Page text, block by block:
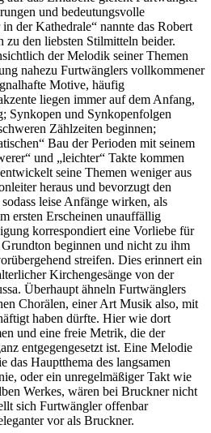
und bedeutungsvolle
der Kathedrale“ nannte das Robert
zu den liebsten Stilmitteln beider.
der Melodik seiner Themen
nahezu Furtwänglers vollkommener
Motive, häufig
liegen immer auf dem Anfang,
Synkopen und Synkopenfolgen
Zählzeiten beginnen;
Bau der Perioden mit seinem
und „leichter“ Takte kommen
seine Themen weniger aus
heraus und bevorzugt den
leise Anfänge wirken, als
ersten Erscheinen unauffällig
korrespondiert eine Vorliebe für
beginnen und nicht zu ihm
streifen. Dies erinnert ein
Kirchengesänge von der
Überhaupt ähneln Furtwänglers
Chorälen, einer Art Musik also, mit
haben dürfte. Hier wie dort
und eine freie Metrik, die der
entgegengesetzt ist. Eine Melodie
das Hauptthema des langsamen
oder ein unregelmäßiger Takt wie
Werkes, wären bei Bruckner nicht
sich Furtwängler offenbar
vor als Bruckner.